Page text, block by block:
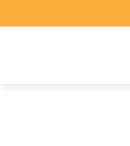
to